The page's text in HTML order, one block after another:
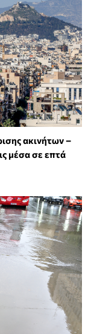
ακινήτων –
μέσα σε επτά